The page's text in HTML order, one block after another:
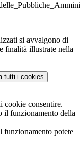
si avvalgono di
finalità illustrate nella
tutti i cookies
cookie consentire.
il funzionamento della
funzionamento potete